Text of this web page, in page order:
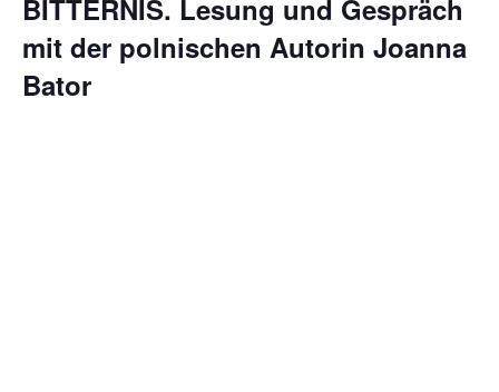
BITTERNIS. Lesung und Gespräch
mit der polnischen Autorin Joanna
Bator